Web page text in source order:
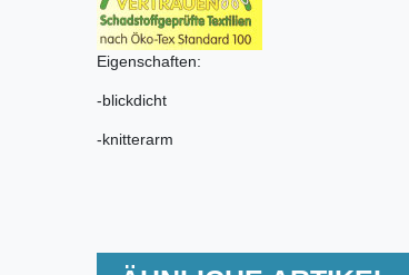
Eigenschaften:
-blickdicht
-knitterarm